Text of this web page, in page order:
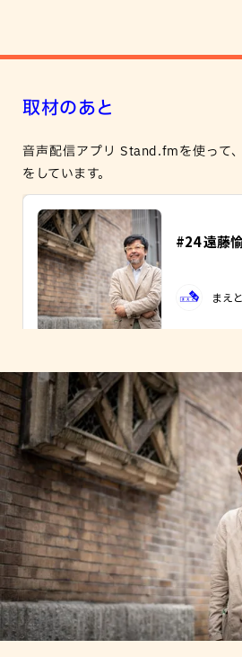
取材のあと
音声配信アプリ Stand.fmを使って
をしています。